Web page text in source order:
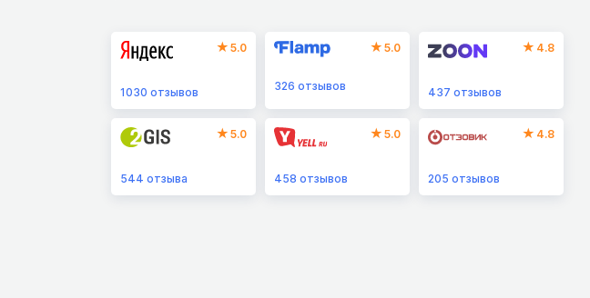
5.0
1030 отзывов
5.0
326 отзывов
4.8
437 отзывов
5.0
544 отзыва
5.0
458 отзывов
4.8
205 отзывов